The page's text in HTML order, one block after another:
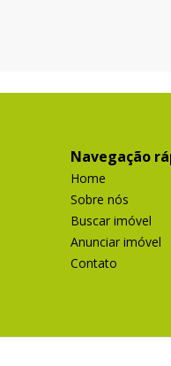
Navegação
Home
Sobre nós
Buscar imóvel
Anunciar imóvel
Contato